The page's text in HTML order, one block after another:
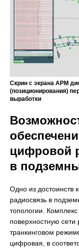
Скрин с экрана АРМ
(позиционирования)
выработки
цифровой
в
Одно из достоинств
радиосвязь в
топологии.
поверхностную
транкинговом
цифровая, в